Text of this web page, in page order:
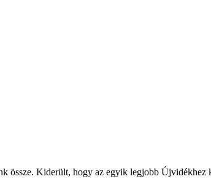
össze. Kiderült, hogy az egyik legjobb Újvidékhez